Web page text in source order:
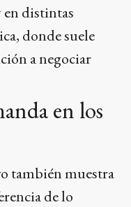
en distintas
donde suele
a negociar
en los
también muestra
de lo